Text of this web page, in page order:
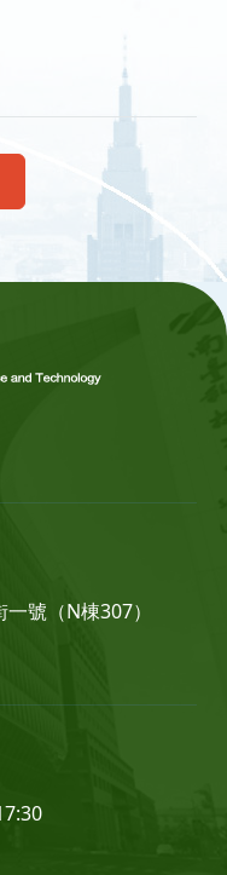
號（N棟307）